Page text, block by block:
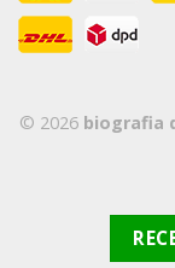
© 2026 biografia